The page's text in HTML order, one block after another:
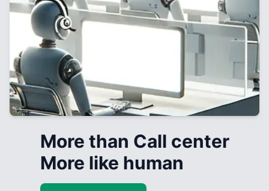
More than Call center
More like human